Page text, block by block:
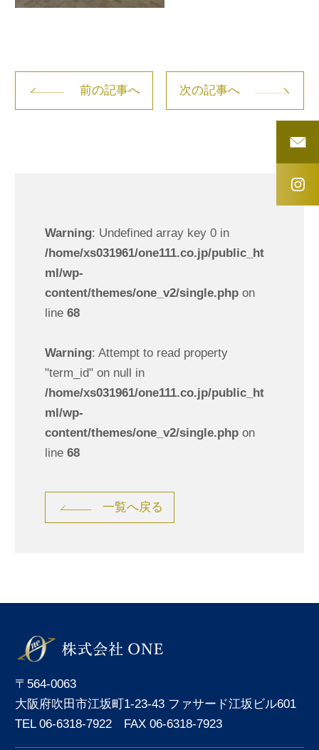
前の記事へ 次の記事へ
Warning: Undefined array key 0 in
/home/xs031961/one111.co.jp/public_ht
ml/wp-
content/themes/one_v2/single.phpon
line 68
Warning: Attempt to read property
"term_id" on null in
/home/xs031961/one111.co.jp/public_ht
ml/wp-
content/themes/one_v2/single.phpon
line 68
一覧へ戻る
〒564-0063
大阪府吹田市江坂町1-23-43 ファサード江坂ビル601
TEL 06-6318-7922 FAX 06-6318-7923